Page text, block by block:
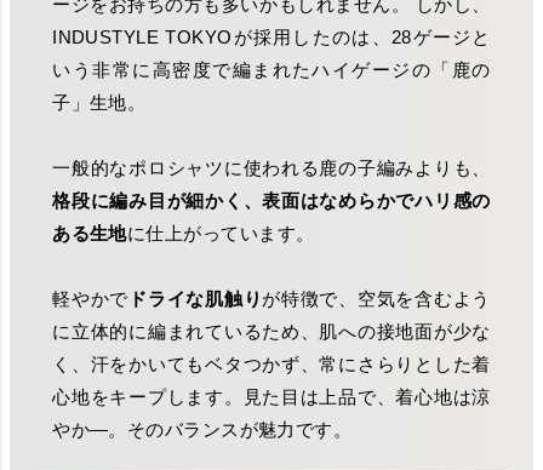
INDUSTYLE TOKYOが採用したのは、28ゲージと
いう非常に高密度で編まれたハイゲージの「鹿の
子」生地。
一般的なポロシャツに使われる鹿の子編みよりも、
格段に編み目が細かく、表面はなめらかでハリ感の
ある生地に仕上がっています。
軽やかで ドライな肌触り が特徴で、空気を含むよう
に立体的に編まれているため、肌への接地面が少な
く、汗をかいてもベタつかず、常にさらりとした着
心地をキープします。見た目は上品で、着心地は涼
やか―。そのバランスが魅力です。